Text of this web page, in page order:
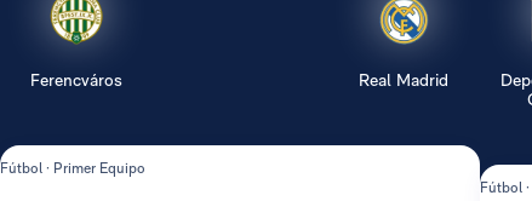
Ferencváros Real Madrid
Fútbol · Primer Equipo
Fútbol